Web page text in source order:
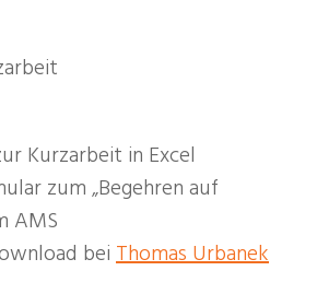
Kurzarbeit in Excel
zum „Begehren auf
AMS
beiThomas Urbanek